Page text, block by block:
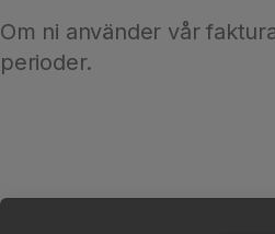
Om ni använder vår
perioder.